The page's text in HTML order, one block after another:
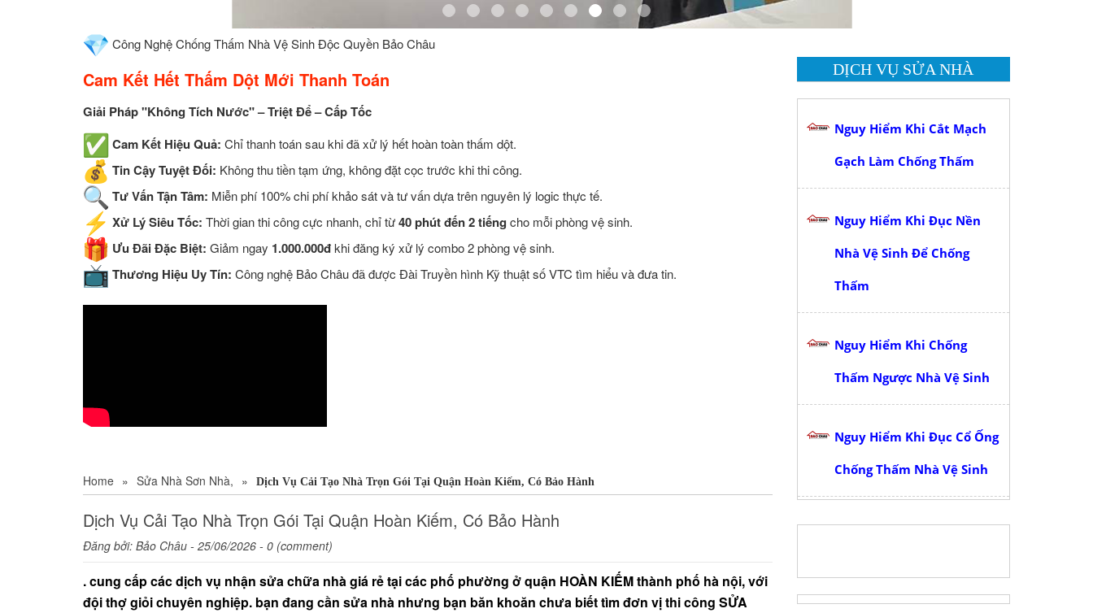
Công Nghệ Chống Thấm Nhà Vệ Sinh Độc Quyền Bảo Châu
Cam Kết Hết Thấm Dột Mới Thanh Toán
Giải Pháp "Không Tích Nước" – Triệt Để – Cấp Tốc
Cam Kết Hiệu Quả: Chỉ thanh toán sau khi đã xử lý hết hoàn toàn thấm dột.
Tin Cậy Tuyệt Đối: Không thu tiền tạm ứng, không đặt cọc trước khi thi công.
Tư Vấn Tận Tâm: Miễn phí 100% chi phí khảo sát và tư vấn dựa trên nguyên lý logic thực tế.
Xử Lý Siêu Tốc: Thời gian thi công cực nhanh, chỉ từ40 phút đến 2 tiếng cho mỗi phòng vệ sinh.
Ưu Đãi Đặc Biệt: Giảm ngay 1.000.000đkhi đăng ký xử lý combo 2 phòng vệ sinh.
Thương Hiệu Uy Tín: Công nghệ Bảo Châu đã được Đài Truyền hình Kỹ thuật số VTC tìm hiểu và đưa tin.
Home » Sửa Nhà Sơn Nhà, » Dịch Vụ Cải Tạo Nhà Trọn Gói Tại Quận Hoàn Kiếm, Có Bảo Hành
Dịch Vụ Cải Tạo Nhà Trọn Gói Tại Quận Hoàn Kiếm, Có Bảo Hành
Đăng bởi: Bảo Châu - 25/06/2026 - 0 (comment)
. cung cấp các dịch vụ nhận sửa chữa nhà giá rẻ tại các phố phường ở quận HOÀN KIẾM thành phố hà nội, với
đội thợ giỏi chuyên nghiệp. bạn đang cần sửa nhà nhưng bạn băn khoăn chưa biết tìm đơn vị thi công SỬA
DỊCH VỤ SỬA NHÀ
Nguy Hiểm Khi Cắt Mạch
Gạch Làm Chống Thấm
Nguy Hiểm Khi Đục Nền
Nhà Vệ Sinh Để Chống
Thấm
Nguy Hiểm Khi Chống
Thấm Ngược Nhà Vệ Sinh
Nguy Hiểm Khi Đục Cổ Ống
Chống Thấm Nhà Vệ Sinh